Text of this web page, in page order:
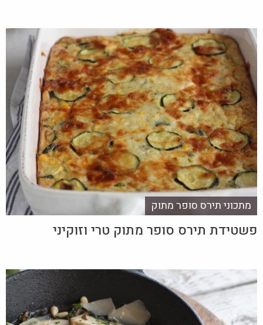
מתכוני תירס סופר מתוק
פשטידת תירס סופר מתוק טרי וזוקיני